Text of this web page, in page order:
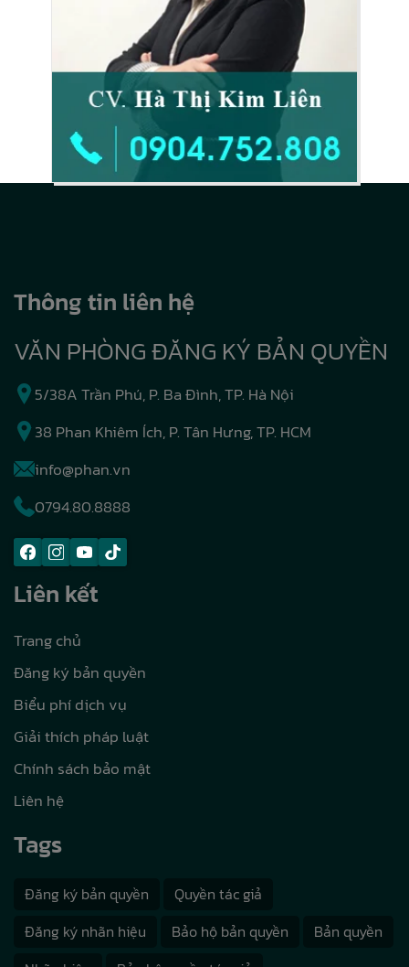
Thông tin liên hệ
VĂN PHÒNG ĐĂNG KÝ BẢN QUYỀN
5/38A Trần Phú, P. Ba Đình, TP. Hà Nội
38 Phan Khiêm Ích, P. Tân Hưng, TP. HCM
info@phan.vn
0794.80.8888
Liên kết
Trang chủ
Đăng ký bản quyền
Biểu phí dịch vụ
Giải thích pháp luật
Chính sách bảo mật
Liên hệ
Tags
Đăng ký bản quyền
Quyền tác giả
Đăng ký nhãn hiệu
Bảo hộ bản quyền
Bản quyền